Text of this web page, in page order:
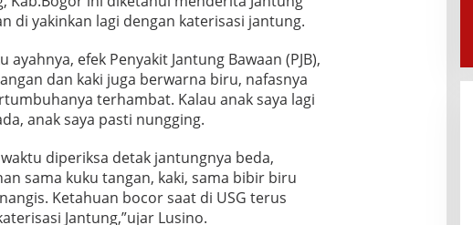
di yakinkan lagi dengan katerisasi jantung.
efek Penyakit Jantung Bawaan (PJB),
dan kaki juga berwarna biru, nafasnya
terhambat. Kalau anak saya lagi
anak saya pasti nungging.
diperiksa detak jantungnya beda,
sama kuku tangan, kaki, sama bibir biru
Ketahuan bocor saat di USG terus
Jantung,”ujar Lusino.